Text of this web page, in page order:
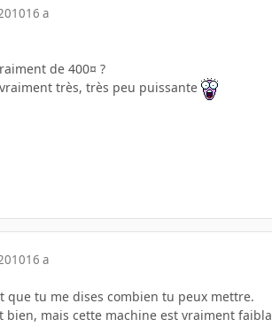
16 a
de 400¤ ?
très, très peu puissante
16 a
tu me dises combien tu peux mettre.
bien, mais cette machine est vraiment